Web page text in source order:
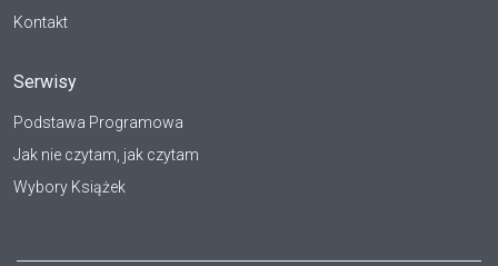
Kontakt
Serwisy
Podstawa Programowa
Jak nie czytam, jak czytam
Wybory Książek